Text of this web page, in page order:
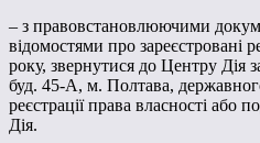
– з правовстановлюючими
відомостями про зареєстровані
року, звернутися до Центру Дія
буд. 45-А, м. Полтава,
реєстрації права власності або
Дія.